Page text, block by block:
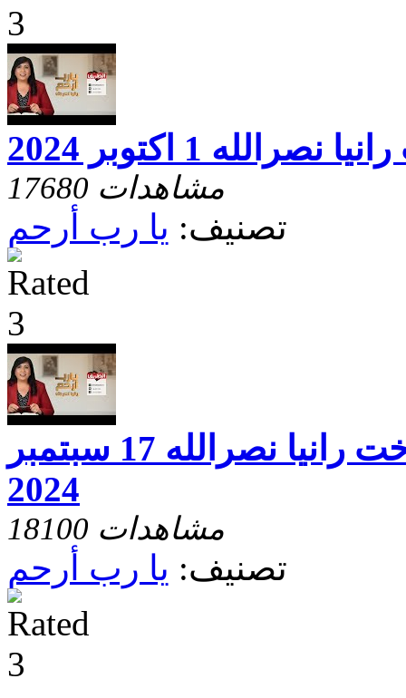
1 اكتوبر 2024
17680 مشاهدات
تصنيف: يا رب أرحم
يارب ارحم مع الاخت رانيا نصرالله 17 سبتمبر
2024
18100 مشاهدات
تصنيف: يا رب أرحم